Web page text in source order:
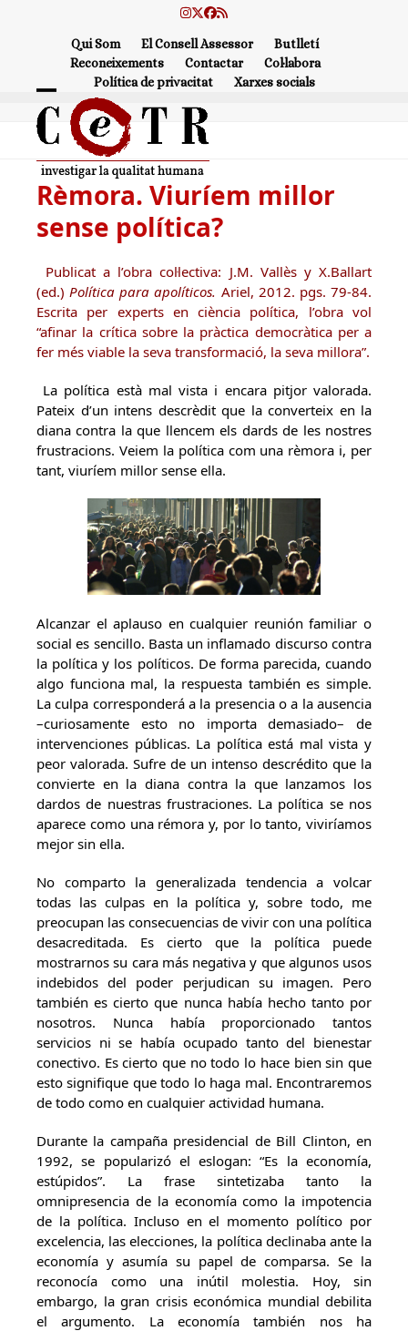
Instagram
Twitter
Facebook
RSS
Qui Som El Consell Assessor
Butlletí
Reconeixements
Contactar
Col·labora
Política de privacitat
Xarxes socials
Open
mobile
menu
Close
mobile
menu
Rèmora. Viuríem millor
sense política?
Publicat a l’obra col·lectiva: J.M. Vallès y X.Ballart
(ed.)Política para apolíticos. Ariel, 2012. pgs. 79-84.
Escrita per experts en ciència política, l’obra vol
“afinar la crítica sobre la pràctica democràtica per a
fer més viable la seva transformació, la seva millora”.
La política està mal vista i encara pitjor valorada.
Pateix d’un intens descrèdit que la converteix en la
diana contra la que llencem els dards de les nostres
frustracions. Veiem la política com una rèmora i, per
tant, viuríem millor sense ella.
Alcanzar el aplauso en cualquier reunión familiar o
social es sencillo. Basta un inflamado discurso contra
la política y los políticos. De forma parecida, cuando
algo funciona mal, la respuesta también es simple.
La culpa corresponderá a la presencia o a la ausencia
–curiosamente esto no importa demasiado– de
intervenciones públicas. La política está mal vista y
peor valorada. Sufre de un intenso descrédito que la
convierte en la diana contra la que lanzamos los
dardos de nuestras frustraciones. La política se nos
aparece como una rémora y, por lo tanto, viviríamos
mejor sin ella.
No comparto la generalizada tendencia a volcar
todas las culpas en la política y, sobre todo, me
preocupan las consecuencias de vivir con una política
desacreditada. Es cierto que la política puede
mostrarnos su cara más negativa y que algunos usos
indebidos del poder perjudican su imagen. Pero
también es cierto que nunca había hecho tanto por
nosotros. Nunca había proporcionado tantos
servicios ni se había ocupado tanto del bienestar
conectivo. Es cierto que no todo lo hace bien sin que
esto signifique que todo lo haga mal. Encontraremos
de todo como en cualquier actividad humana.
Durante la campaña presidencial de Bill Clinton, en
1992, se popularizó el eslogan: “Es la economía,
estúpidos”. La frase sintetizaba tanto la
omnipresencia de la economía como la impotencia
de la política. Incluso en el momento político por
excelencia, las elecciones, la política declinaba ante la
economía y asumía su papel de comparsa. Se la
reconocía como una inútil molestia. Hoy, sin
embargo, la gran crisis económica mundial debilita
el argumento. La economía también nos ha